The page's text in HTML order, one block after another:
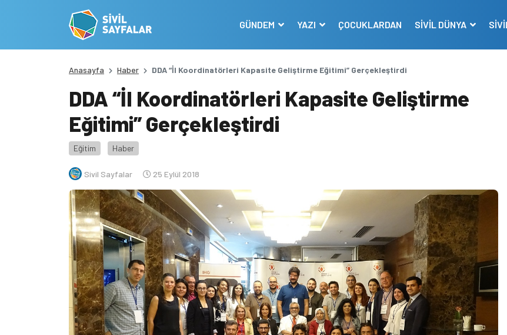
GÜNDEM YAZI ÇOCUKLARDAN SİVİL DÜNYA
Anasayfa Haber DDA “İl Koordinatörleri Kapasite Geliştirme Eğitimi” Gerçekleştirdi
DDA “İl Koordinatörleri Kapasite Geliştirme
Eğitimi” Gerçekleştirdi
Eğitim Haber
Sivil Sayfalar 25 Eylül 2018